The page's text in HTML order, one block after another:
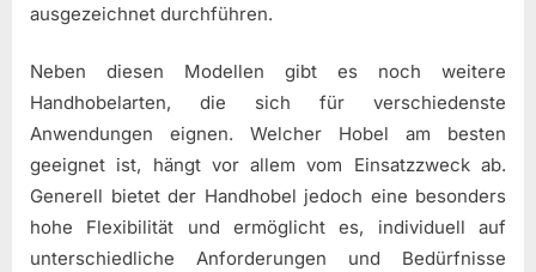
ausgezeichnet durchführen.
Neben diesen Modellen gibt es noch weitere
Handhobelarten, die sich für verschiedenste
Anwendungen eignen. Welcher Hobel am besten
geeignet ist, hängt vor allem vom Einsatzzweck ab.
Generell bietet der Handhobel jedoch eine besonders
hohe Flexibilität und ermöglicht es, individuell auf
unterschiedliche Anforderungen und Bedürfnisse